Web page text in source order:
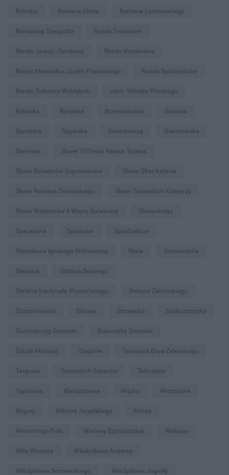
Rokicka Romana Klima Romana Landowskiego
Romualda Traugutta Rondo Dworcowe
Rondo Jasnej i Dersława Rondo Kociewskie
Rondo Marszałka Józefa Piłsudskiego Rondo Spółdzielców
Rondo Żołnierzy Wyklętych rotm. Witolda Pileckiego
Rybacka Rycerska Rzemieślnicza Sadowa
Sambora Saperska Sienkiewicza Skarszewska
Skromna Skwer 750-lecia Miasta Tczewa
Skwer Bohaterów Szymankowa Skwer Ofiar Katynia
Skwer Romana Dmowskiego Skwer Tczewskich Kolejarzy
Skwer Weteranów II Wojny Światowej Słowackiego
Spacerowa Sportowa Spółdzielcza
Stanisława Ignacego Witkiewicza Stara Starowiejska
Staszica Stefana Batorego
Stefana Kardynała Wyszyńskiego Stefana Żeromskiego
Stoczniowców Stroma Strzelecka Suchostrzycka
Suchostrzygi Dworzec Szewczyka Dratewki
Szkoły Morskiej Szyprów Tadeusza Boya-Żeleńskiego
Targowa Tczewskich Saperów Tetmajera
Topolowa Warsztatowa Wąska Wierzbowa
Wigury Wiktora Jagalskiego Wilcza
Wincentego Pola Wisławy Szymborskiej Wiślana
Wita Stwosza Władysława Andersa
Władysława Broniewskiego Władysława Jagiełły